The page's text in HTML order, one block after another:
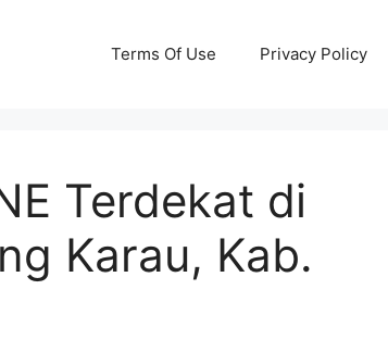
Terms Of Use Privacy Policy
Terdekat di
Karau, Kab.